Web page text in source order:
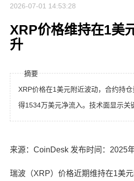
2026-07-01 14:53:28
XRP价格维持在1美
升
摘要
XRP价格在1美元附近波动，合约持
得1534万美元净流入。技术面显示
来源：CoinDesk 发布时间：2025
瑞波（XRP）价格近期维持在1美